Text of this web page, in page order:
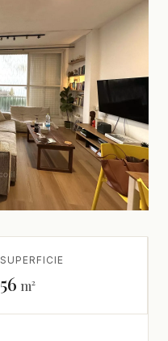
SUPERFICIE
56 m²